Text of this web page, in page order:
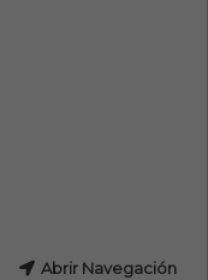
Abrir Navegación